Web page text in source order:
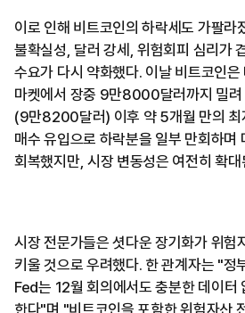
이로 인해 비트코인의 하락세도 가팔라
불확실성, 달러 강세, 위험회피 심리가
수요가 다시 약화했다. 이날 비트코인
마켓에서 장중 9만8000달러까지 밀
(9만8200달러) 이후 약 5개월 만의 최
매수 유입으로 하락분을 일부 만회하며
회복했지만, 시장 변동성은 여전히 확대
시장 전문가들은 셧다운 장기화가 위험
키울 것으로 우려했다. 한 관계자는 "정
Fed는 12월 회의에서도 충분한 데이터